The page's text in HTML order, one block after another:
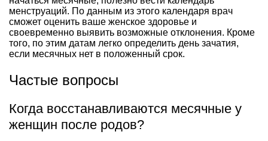
менструаций. По данным из этого календаря врач
сможет оценить ваше женское здоровье и
своевременно выявить возможные отклонения. Кроме
того, по этим датам легко определить день зачатия,
если месячных нет в положенный срок.
Частые вопросы
Когда восстанавливаются месячные у
женщин после родов?